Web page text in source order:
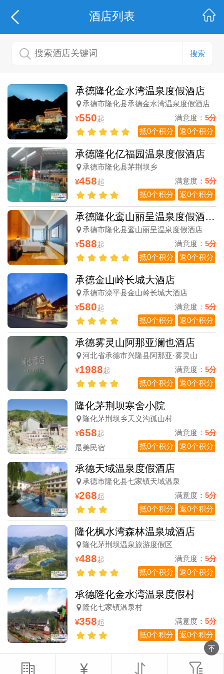
酒店列表
搜索
承德隆化金水湾温泉度假酒店
承德市隆化县承德金水湾温泉度假酒店
满意度： 5分
¥550起
返0个积分
抵0个积分
承德隆化亿福园温泉度假酒店
承德市隆化县茅荆坝乡
满意度： 5分
¥458起
返0个积分
抵0个积分
承德隆化鸾山丽呈温泉度假酒店（茅荆坝七家温泉村）
承德市隆化县鸾山丽呈温泉度假酒店
满意度： 5分
¥588起
返0个积分
抵0个积分
承德金山岭长城大酒店
承德市滦平县金山岭长城大酒店
满意度： 5分
¥580起
返0个积分
抵0个积分
承德雾灵山阿那亚澜也酒店
河北省承德市兴隆县阿那亚·雾灵山
满意度： 5分
¥1988起
返0个积分
抵0个积分
隆化茅荆坝寒舍小院
隆化茅荆坝乡天义沟孤山村
满意度： 5分
¥658起
最美民宿
返0个积分
抵0个积分
承德天域温泉度假酒店
承德市隆化县七家镇天域温泉
满意度： 5分
¥268起
返0个积分
抵0个积分
隆化枫水湾森林温泉城酒店
隆化茅荆坝温泉旅游度假区
满意度： 5分
¥488起
返0个积分
抵0个积分
承德隆化金水湾温泉度假村
隆化七家镇温泉村
满意度： 5分
¥358起
返0个积分
抵0个积分